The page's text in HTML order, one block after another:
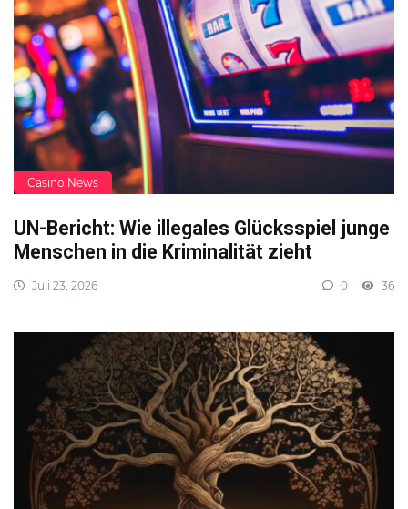
Casino News
UN-Bericht: Wie illegales Glücksspiel junge
Menschen in die Kriminalität zieht
Juli 23, 2026 0 36